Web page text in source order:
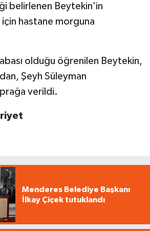
belirlenen Beytekin’in
hastane morguna
olduğu öğrenilen Beytekin,
Şeyh Süleyman
verildi.
Menderes Belediye Başkanı
İlkay Çiçek tutuklandı